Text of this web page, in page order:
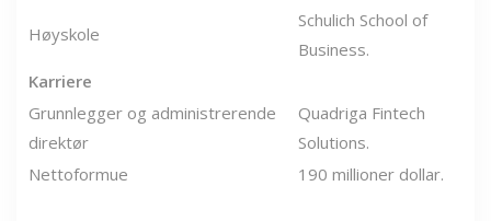
Høyskole
Schulich School of
Business.
Karriere
Grunnlegger og administrerende
direktør
Quadriga Fintech
Solutions.
Nettoformue
190 millioner dollar.